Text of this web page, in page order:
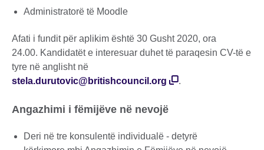
Administratorë të Moodle
Afati i fundit për aplikim është 30 Gusht 2020, ora
24.00. Kandidatët e interesuar duhet të paraqesin CV-të e
tyre në anglisht në
stela.durutovic@britishcouncil.org
.
Angazhimi i fëmijëve në nevojë
Deri në tre konsulentë individualë - detyrë